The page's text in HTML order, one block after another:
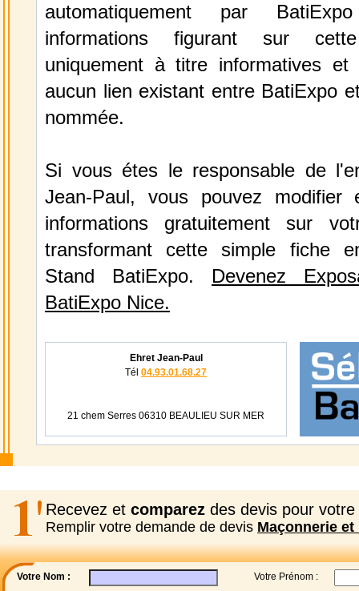
automatiquement par
informations figurant sur
uniquement à titre informatives et
aucun lien existant entre BatiExpo
nommée.
Si vous étes le responsable de
Jean-Paul, vous pouvez modifier
informations gratuitement sur
transformant cette simple fiche
Stand BatiExpo. Devenez
BatiExpo Nice.
Ehret Jean-Paul
Tél 04.93.01.68.27
21 chem Serres 06310 BEAULIEU SUR MER
Recevez et comparez des devis pour votre
Remplir votre demande de devis Maçonnerie et
Votre Nom : Votre Prénom :